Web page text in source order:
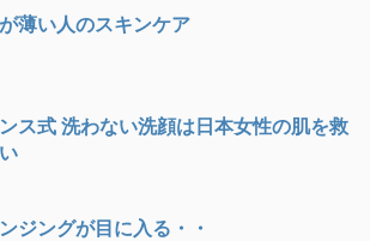
薄い人のスキンケア
ス式 洗わない洗顔は日本女性の肌を救
ジングが目に入る・・